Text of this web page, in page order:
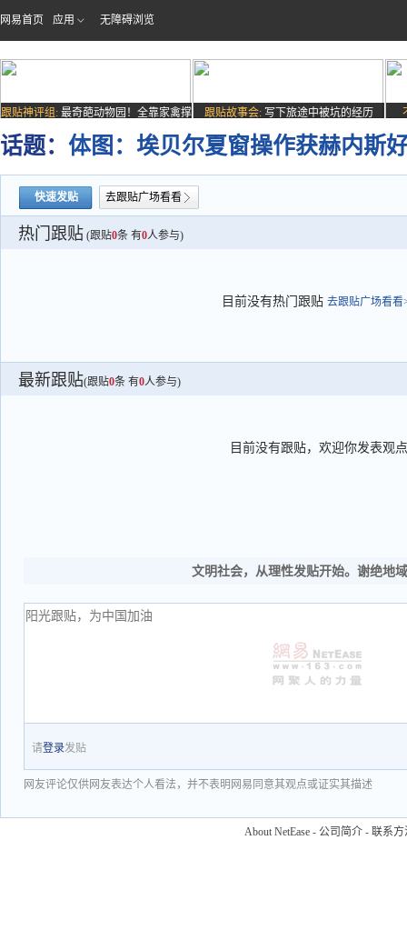
网易首页 应用 无障碍浏览
跟贴神评组: 最奇葩动物园！全靠家禽撑
场子
跟贴故事会: 写下旅途中被坑的经历
话题： 体图：埃贝尔夏窗操作获赫内斯
快速发贴 去跟贴广场看看
热门跟贴 (跟贴0条 有0人参与)
目前没有热门跟贴 去跟贴广场看看
最新跟贴(跟贴0条 有0人参与)
目前没有跟贴，欢迎你发表观点
文明社会，从理性发贴开始。谢绝地
请登录发贴
网友评论仅供网友表达个人看法，并不表明网易同意其观点或证实其描述
About NetEase - 公司简介 - 联系方